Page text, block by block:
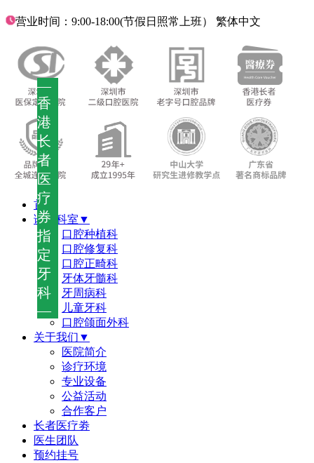
—
香
港
长
者
医
疗
券
指
定
牙
科
—
营业时间：9:00-18:00(节假日照常上班） 繁体中文
首页
诊疗科室▼
口腔种植科
口腔修复科
口腔正畸科
牙体牙髓科
牙周病科
儿童牙科
口腔颌面外科
关于我们▼
医院简介
诊疗环境
专业设备
公益活动
合作客户
长者医疗劵
医生团队
预约挂号